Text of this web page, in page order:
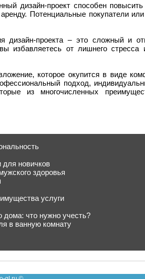
дизайн-проект способен
Потенциальные покупатели
дизайн-проекта – это сложный и
избавляетесь от лишнего стресса
которое окупится в виде
подход,
из многочисленных
для новичков
здоровья
услуги
дома: что нужно учесть?
в ванную комнату